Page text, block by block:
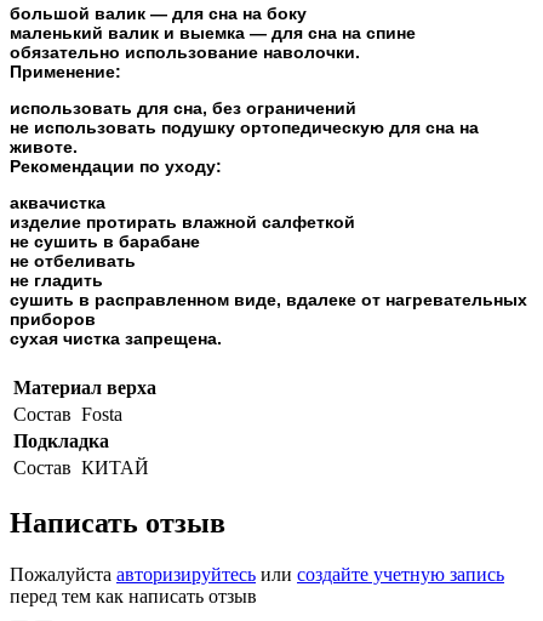
большой валик — для сна на боку
маленький валик и выемка — для сна на спине
обязательно использование наволочки.
Применение:
использовать для сна, без ограничений
не использовать подушку ортопедическую для сна на
животе.
Рекомендации по уходу:
аквачистка
изделие протирать влажной салфеткой
не сушить в барабане
не отбеливать
не гладить
сушить в расправленном виде, вдалеке от нагревательных
приборов
сухая чистка запрещена.
Материал верха
Состав Fosta
Подкладка
Состав КИТАЙ
Написать отзыв
Пожалуйста авторизируйтесь или создайте учетную запись
перед тем как написать отзыв